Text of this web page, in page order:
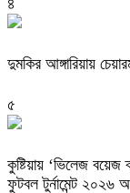
দুমকির আঙ্গারিয়ায়
৫
কুষ্টিয়ায় ‘ভিলেজ
ফুটবল টুর্নামেন্ট ২০২৬